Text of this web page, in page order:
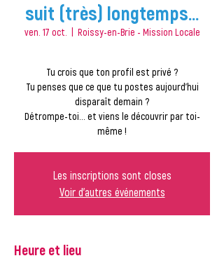
suit (très) longtemps...
ven. 17 oct. Roissy-en-Brie - Mission Locale
Tu crois que ton profil est privé ?
Tu penses que ce que tu postes aujourd’hui
disparaît demain ?
Détrompe-toi… et viens le découvrir par toi-
Les inscriptions sont closes
Voir d'autres événements
Heure et lieu